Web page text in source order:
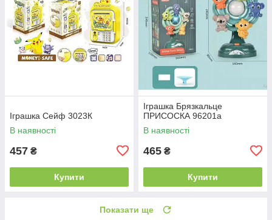
Іграшка Сейф 3023К
В наявності
457 ₴
Купити
Іграшка Брязкальце
ПРИСОСКА 96201а
В наявності
465 ₴
Купити
Показати ще